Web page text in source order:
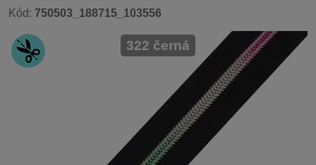
Kód: 750503_188715_103556
322 černá